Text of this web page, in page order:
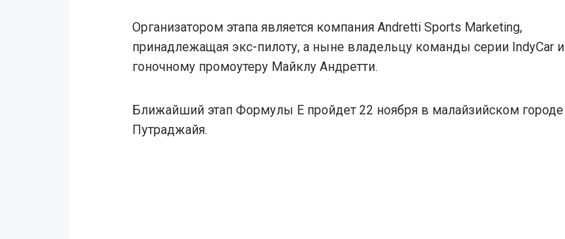
Организатором этапа является компания Andretti Sports Marketing,
принадлежащая экс-пилоту, а ныне владельцу команды серии IndyCar и
гоночному промоутеру Майклу Андретти.
Ближайший этап Формулы Е пройдет 22 ноября в малайзийском городе
Путраджайя.